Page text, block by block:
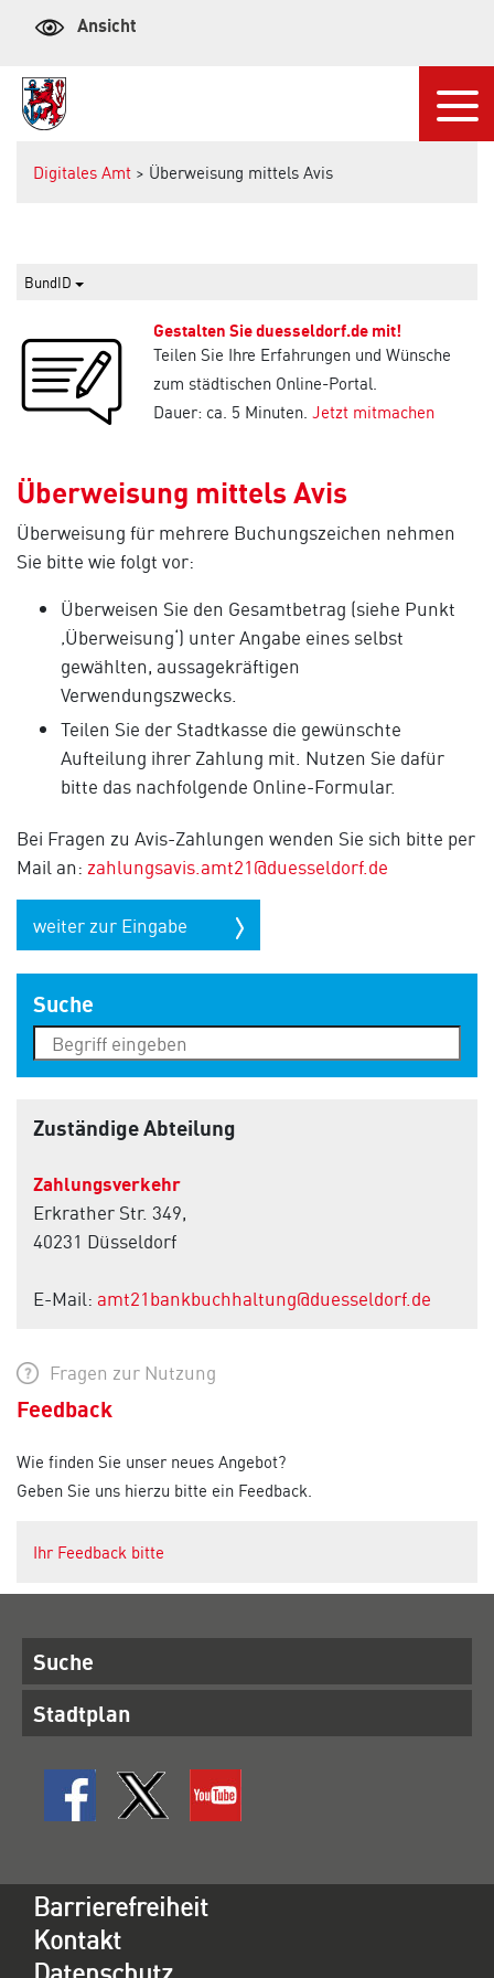
Ansicht
Digitales Amt > Überweisung mittels Avis
BundID
Gestalten Sie duesseldorf.de mit!
Teilen Sie Ihre Erfahrungen und Wünsche
zum städtischen Online-Portal.
Dauer: ca. 5 Minuten. Jetzt mitmachen
Überweisung mittels Avis
Überweisung für mehrere Buchungszeichen nehmen
Sie bitte wie folgt vor:
Überweisen Sie den Gesamtbetrag (siehe Punkt
‚Überweisung‘) unter Angabe eines selbst
gewählten, aussagekräftigen
Verwendungszwecks.
Teilen Sie der Stadtkasse die gewünschte
Aufteilung ihrer Zahlung mit. Nutzen Sie dafür
bitte das nachfolgende Online-Formular.
Bei Fragen zu Avis-Zahlungen wenden Sie sich bitte per
Mail an: zahlungsavis.amt21@duesseldorf.de
weiter zur Eingabe
Suche
Zuständige Abteilung
Zahlungsverkehr
Erkrather Str. 349,
40231 Düsseldorf
E-Mail: amt21bankbuchhaltung@duesseldorf.de
Fragen zur Nutzung
Feedback
Wie finden Sie unser neues Angebot?
Geben Sie uns hierzu bitte ein Feedback.
Ihr Feedback bitte
Suche
Stadtplan
Barrierefreiheit
Kontakt